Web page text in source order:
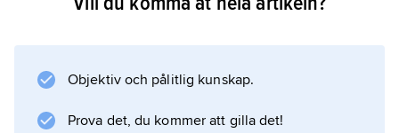
Objektiv och pålitlig kunskap.
Prova det, du kommer att gilla det!